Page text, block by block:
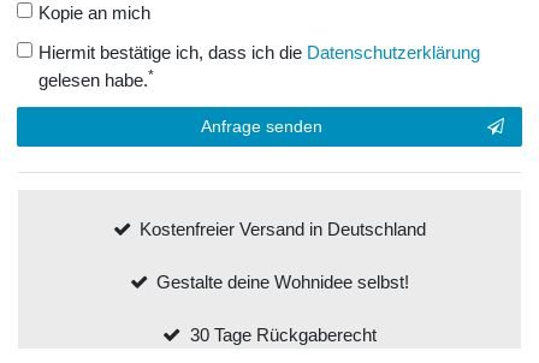
Kopie an mich
Hiermit bestätige ich, dass ich die Daten­schutz­erklärung
gelesen habe.*
Honig
Anfrage senden
Kostenfreier Versand in Deutschland
Gestalte deine Wohnidee selbst!
30 Tage Rückgaberecht